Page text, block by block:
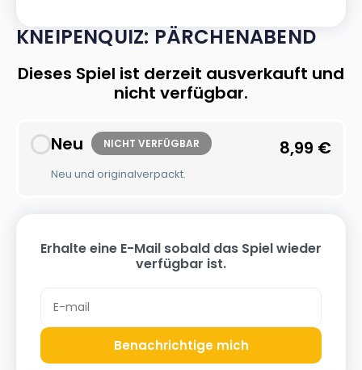
KNEIPENQUIZ: PÄRCHENABEND
Dieses Spiel ist derzeit ausverkauft und
nicht verfügbar.
Neu NICHT VERFÜGBAR
Neu und originalverpackt.
8,99 €
Erhalte eine E-Mail sobald das Spiel wieder
verfügbar ist.
Benachrichtige mich